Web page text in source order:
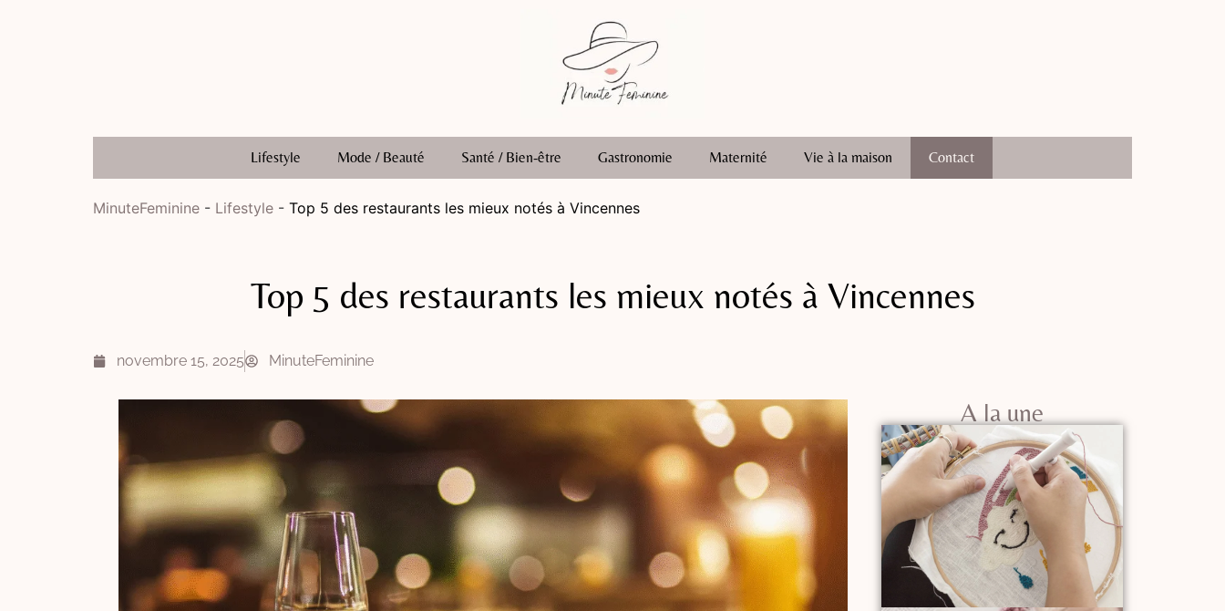
Lifestyle Mode / Beauté Santé / Bien-être Gastronomie Maternité Vie à la maison Contact
MinuteFeminine - Lifestyle - Top 5 des restaurants les mieux notés à Vincennes
Top 5 des restaurants les mieux notés à Vincennes
novembre 15, 2025 MinuteFeminine
A la une